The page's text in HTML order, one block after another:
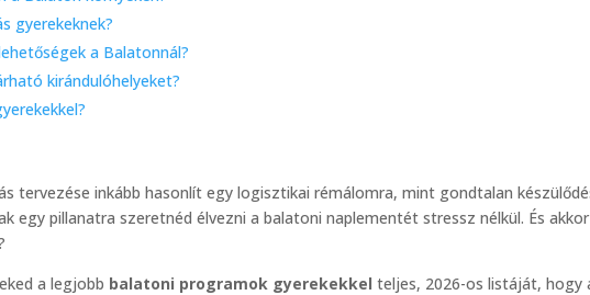
gyerekeknek?
a Balatonnál?
kirándulóhelyeket?
tervezése inkább hasonlít egy logisztikai rémálomra, mint gondtalan
egy pillanatra szeretnéd élvezni a balatoni naplementét stressz nélkül. És
a legjobb balatoni programok gyerekekkel teljes, 2026-os listáját, hogy